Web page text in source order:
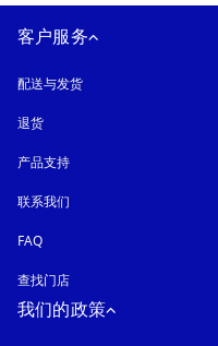
客户服务
配送与发货
退货
产品支持
联系我们
FAQ
查找门店
我们的政策